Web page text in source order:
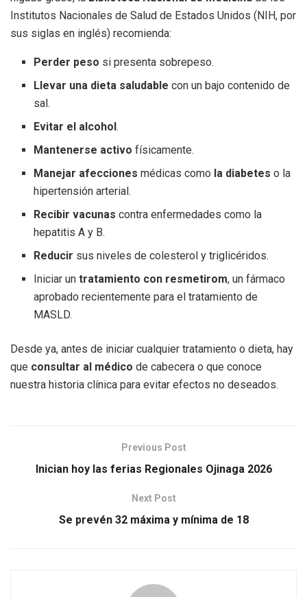
Institutos Nacionales de Salud de Estados Unidos (NIH, por
sus siglas en inglés) recomienda:
Perder peso si presenta sobrepeso.
Llevar una dieta saludable con un bajo contenido de
sal.
Evitar el alcohol.
Mantenerse activo físicamente.
Manejar afecciones médicas como la diabetes o la
hipertensión arterial.
Recibir vacunas contra enfermedades como la
hepatitis A y B.
Reducir sus niveles de colesterol y triglicéridos.
Iniciar untratamiento con resmetirom, un fármaco
aprobado recientemente para el tratamiento de
MASLD.
Desde ya, antes de iniciar cualquier tratamiento o dieta, hay
que consultar al médico de cabecera o que conoce
nuestra historia clínica para evitar efectos no deseados.
Previous Post
Inician hoy las ferias Regionales Ojinaga 2026
Next Post
Se prevén 32 máxima y mínima de 18